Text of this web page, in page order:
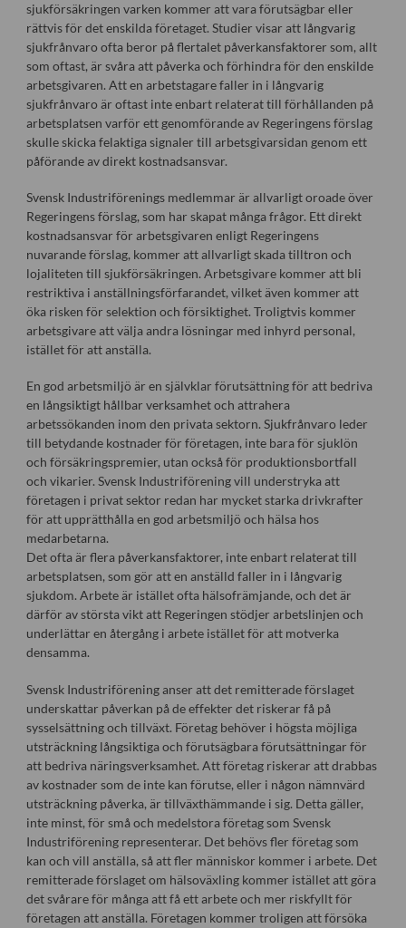
sjukförsäkringen varken kommer att vara förutsägbar eller
rättvis för det enskilda företaget. Studier visar att långvarig
sjukfrånvaro ofta beror på flertalet påverkansfaktorer som, allt
som oftast, är svåra att påverka och förhindra för den enskilde
arbetsgivaren. Att en arbetstagare faller in i långvarig
sjukfrånvaro är oftast inte enbart relaterat till förhållanden på
arbetsplatsen varför ett genomförande av Regeringens förslag
skulle skicka felaktiga signaler till arbetsgivarsidan genom ett
påförande av direkt kostnadsansvar.
Svensk Industriförenings medlemmar är allvarligt oroade över
Regeringens förslag, som har skapat många frågor. Ett direkt
kostnadsansvar för arbetsgivaren enligt Regeringens
nuvarande förslag, kommer att allvarligt skada tilltron och
lojaliteten till sjukförsäkringen. Arbetsgivare kommer att bli
restriktiva i anställningsförfarandet, vilket även kommer att
öka risken för selektion och försiktighet. Troligtvis kommer
arbetsgivare att välja andra lösningar med inhyrd personal,
istället för att anställa.
En god arbetsmiljö är en självklar förutsättning för att bedriva
en långsiktigt hållbar verksamhet och attrahera
arbetssökanden inom den privata sektorn. Sjukfrånvaro leder
till betydande kostnader för företagen, inte bara för sjuklön
och försäkringspremier, utan också för produktionsbortfall
och vikarier. Svensk Industriförening vill understryka att
företagen i privat sektor redan har mycket starka drivkrafter
för att upprätthålla en god arbetsmiljö och hälsa hos
medarbetarna.
Det ofta är flera påverkansfaktorer, inte enbart relaterat till
arbetsplatsen, som gör att en anställd faller in i långvarig
sjukdom. Arbete är istället ofta hälsofrämjande, och det är
därför av största vikt att Regeringen stödjer arbetslinjen och
underlättar en återgång i arbete istället för att motverka
densamma.
Svensk Industriförening anser att det remitterade förslaget
underskattar påverkan på de effekter det riskerar få på
sysselsättning och tillväxt. Företag behöver i högsta möjliga
utsträckning långsiktiga och förutsägbara förutsättningar för
att bedriva näringsverksamhet. Att företag riskerar att drabbas
av kostnader som de inte kan förutse, eller i någon nämnvärd
utsträckning påverka, är tillväxthämmande i sig. Detta gäller,
inte minst, för små och medelstora företag som Svensk
Industriförening representerar. Det behövs fler företag som
kan och vill anställa, så att fler människor kommer i arbete. Det
remitterade förslaget om hälsoväxling kommer istället att göra
det svårare för många att få ett arbete och mer riskfyllt för
företagen att anställa. Företagen kommer troligen att försöka